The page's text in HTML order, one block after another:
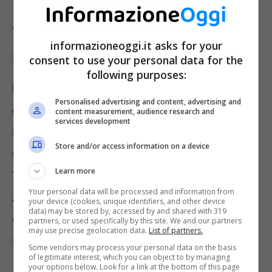
Vale Rossi e Luca Marini: la
passione per la MotoGp
Luca Marini è cresciuto, ammirando le
gesta in pista del Dottore.La sua carriera è
stata costellata di trionfi, a partire dalle classi
minori. Ben prima di essere conosciuto come
The Doctor, il #46 ha illuminato la scena in
Aprilia. Trovando il modo di fare la voce
grossa in Honda, nella delicata fase del post
Doohan.
informazioneoggi.it asks for your
consent to use your personal data for the
following purposes:
Personalised advertising and content, advertising and
content measurement, audience research and
services development
Store and/or access information on a device
Learn more
Your personal data will be processed and information from
your device (cookies, unique identifiers, and other device
data) may be stored by, accessed by and shared with 319
partners, or used specifically by this site. We and our partners
may use precise geolocation data. List of partners.
Some vendors may process your personal data on the basis
of legitimate interest, which you can object to by managing
your options below. Look for a link at the bottom of this page